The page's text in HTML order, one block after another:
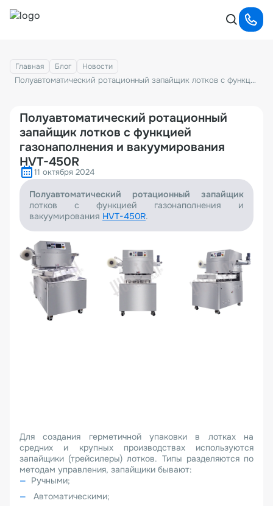
Главная Блог Новости
Полуавтоматический ротационный запайщик лотков с функцией газонаполнения и вакуумирования HVT-450R
Полуавтоматический ротационный
запайщик лотков с функцией
газонаполнения и вакуумирования
HVT-450R
11 октября 2024
Полуавтоматический ротационный запайщик
лотков с функцией газонаполнения и
вакуумирования HVT-450R.
Для создания герметичной упаковки в лотках на
средних и крупных производствах используются
запайщики (трейсилеры) лотков. Типы разделяются по
методам управления, запайщики бывают:
Ручными;
Автоматическими;